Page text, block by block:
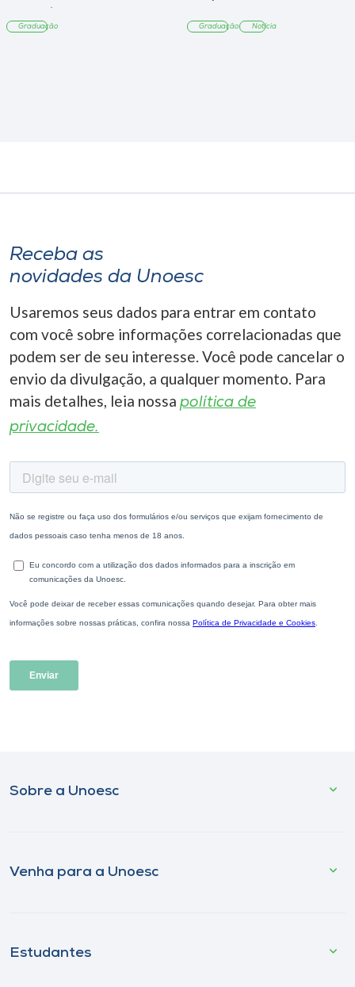
Graduação Graduação Notícia
Receba as
novidades da Unoesc
Usaremos seus dados para entrar em contato
com você sobre informações correlacionadas que
podem ser de seu interesse. Você pode cancelar o
envio da divulgação, a qualquer momento. Para
mais detalhes, leia nossa política de
privacidade.
Sobre a Unoesc
Venha para a Unoesc
Estudantes